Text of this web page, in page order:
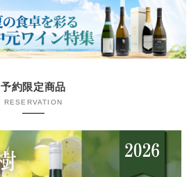
予約限定商品
RESERVATION